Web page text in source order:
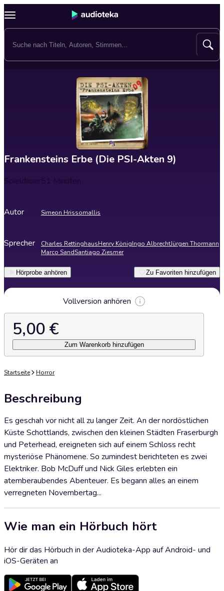
Frankensteins Erbe (Die PSI-Akten 9)
Spieldauer51 Minuten
Autor Simeon Hrissomallis
Sprecher Charles RettinghausHenry KönigIngo AlbrechtJürgen Thormann
Marco SandSantiago Ziesmer
Hörprobe anhören Zu Favoriten hinzufügen
Vollversion anhören
5,00 €
Zum Warenkorb hinzufügen
Startseite Horror
Beschreibung
Es geschah vor nicht all zu langer Zeit. An der nordöstlichen
Küste Schottlands, zwischen den kleinen Städten Fraserburgh
und Peterhead, ereigneten sich auf einem Schloss recht
mysteriöse Phänomene. So zumindest berichteten es zwei
Elektriker. Bob McDuff und Nick Giles erlebten ein
atemberaubendes Abenteuer. Es begann alles an einem
verregneten Novembertag...
Wie man ein Hörbuch hört
Hör dir das Hörbuch in der Audioteka-App auf Android- und
iOS-Geräten an